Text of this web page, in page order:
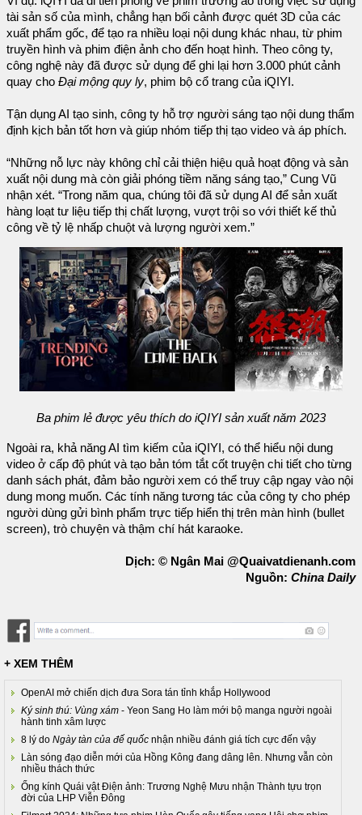
tài sản số của mình, chẳng hạn bối cảnh được quét 3D của các
xuất phẩm gốc, để tạo ra nhiều loại nội dung khác nhau, từ phim
truyền hình và phim điện ảnh cho đến hoạt hình. Theo công ty,
công nghệ này đã được sử dụng để ghi lại hơn 3.000 phút cảnh
quay cho Đại mộng quy ly, phim bộ cổ trang của iQIYI.
Tận dụng AI tạo sinh, công ty hỗ trợ người sáng tạo nội dung thẩm
định kịch bản tốt hơn và giúp nhóm tiếp thị tạo video và áp phích.
“Những nỗ lực này không chỉ cải thiện hiệu quả hoạt động và sản
xuất nội dung mà còn giải phóng tiềm năng sáng tạo,” Cung Vũ
nhận xét. “Trong năm qua, chúng tôi đã sử dụng AI để sản xuất
hàng loạt tư liệu tiếp thị chất lượng, vượt trội so với thiết kế thủ
công về tỷ lệ nhấp chuột và lượng người xem.”
Ba phim lẻ được yêu thích do iQIYI sản xuất năm 2023
Ngoài ra, khả năng AI tìm kiếm của iQIYI, có thể hiểu nội dung
video ở cấp độ phút và tạo bản tóm tắt cốt truyện chi tiết cho từng
danh sách phát, đảm bảo người xem có thể truy cập ngay vào nội
dung mong muốn. Các tính năng tương tác của công ty cho phép
người dùng gửi bình phẩm trực tiếp hiển thị trên màn hình (bullet
screen), trò chuyện và thậm chí hát karaoke.
Dịch: © Ngân Mai @Quaivatdienanh.com
Nguồn: China Daily
+ XEM THÊM
OpenAI mở chiến dịch đưa Sora tán tỉnh khắp Hollywood
Ký sinh thú: Vùng xám - Yeon Sang Ho làm mới bộ manga người ngoài
hành tinh xâm lược
8 lý do Ngày tàn của đế quốc nhận nhiều đánh giá tích cực đến vậy
Làn sóng đạo diễn mới của Hồng Kông đang dâng lên. Nhưng vẫn còn
nhiều thách thức
Ống kính Quái vật Điện ảnh: Trương Nghệ Mưu nhận Thành tựu trọn
đời của LHP Viễn Đông